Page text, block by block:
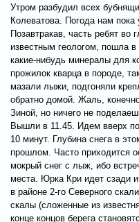
Утром разбудил всех
Колеватова. Погода нам пока
Позавтракав, часть ребят
известным геологом, пошла
какие-нибудь минералы для
прожилок кварца в породе,
мазали лыжи, подгоняли
обратно домой. Жаль,
Зиной, но ничего не
Вышли в 11.45. Идем вверх
10 минут. Глубина снега в
прошлом. Часто приходится
мокрый снег с лыж, ибо
места. Юрка Кри идет сзади
в районе 2-го Северного
скалы (сложенные из
конце концов берега